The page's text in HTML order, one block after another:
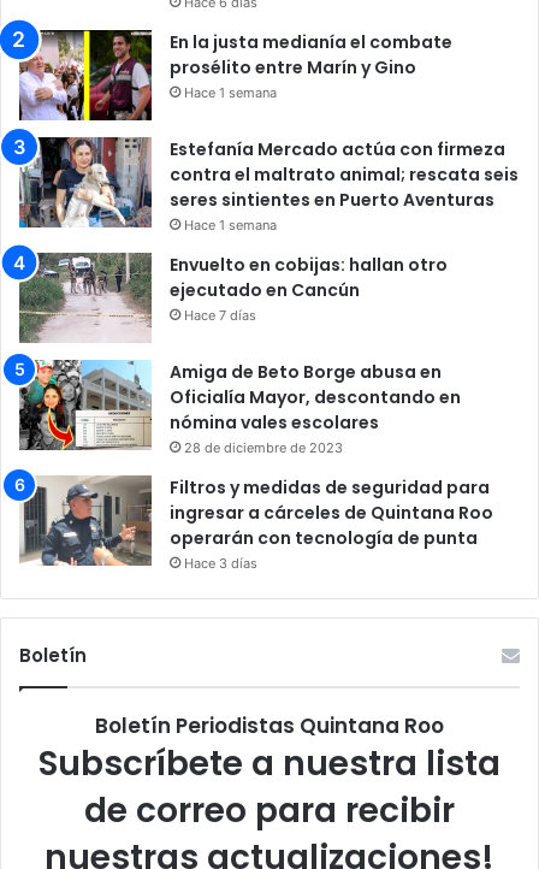
En la justa medianía el combate
prosélito entre Marín y Gino
Hace 1 semana
Estefanía Mercado actúa con firmeza
contra el maltrato animal; rescata seis
seres sintientes en Puerto Aventuras
Hace 1 semana
Envuelto en cobijas: hallan otro
ejecutado en Cancún
Hace 7 días
Amiga de Beto Borge abusa en
Oficialía Mayor, descontando en
nómina vales escolares
28 de diciembre de 2023
Filtros y medidas de seguridad para
ingresar a cárceles de Quintana Roo
operarán con tecnología de punta
Hace 3 días
Boletín
Boletín Periodistas Quintana Roo
Subscríbete a nuestra lista
de correo para recibir
nuestras actualizaciones!